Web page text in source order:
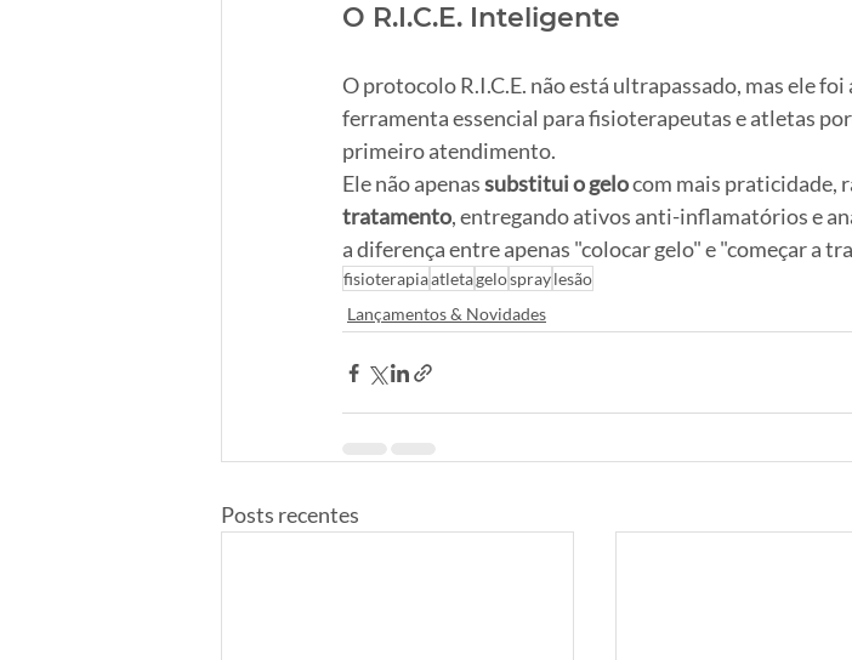
O R.I.C.E. Inteligente
O protocolo R.I.C.E. não está ultrapassado, mas ele
ferramenta essencial para fisioterapeutas e atletas
primeiro atendimento.
Ele não apenas substitui o gelo com mais praticidade,
tratamento, entregando ativos anti-inflamatórios e
a diferença entre apenas "colocar gelo" e "começar a
fisioterapiaatletagelospraylesão
Lançamentos & Novidades
Posts recentes